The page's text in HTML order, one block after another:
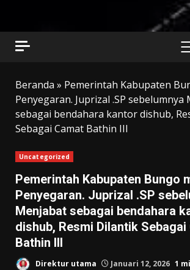
Beranda » Pemerintah Kabupaten
Penyegaran. Juprizal .SP sebelumnya
sebagai bendahara kantor dishub,
Sebagai Camat Bathin III
Uncategorized
Pemerintah Kabupaten Bungo
Penyegaran. Juprizal .SP
Menjabat sebagai bendahara
dishub, Resmi Dilantik Sebagai
Bathin III
Direktur utama Januari 12, 2026 1